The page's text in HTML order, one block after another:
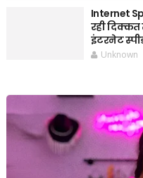
Internet
रही
इंटरनेट
Unknown